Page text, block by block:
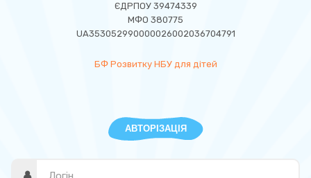
ЄДРПОУ 39474339
МФО 380775
UA353052990000026002036704791
БФ Розвитку НБУ для дітей
АВТОРІЗАЦІЯ